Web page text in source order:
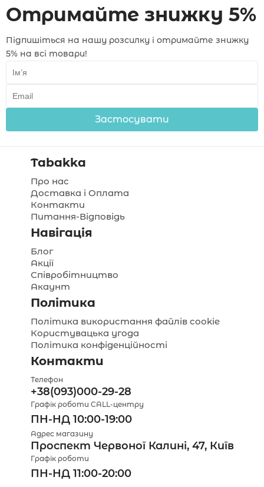
Отримайте знижку 5%
Підпишіться на нашу розсилку і отримайте знижку
5% на всі товари!
Застосувати
Tabakka
Про нас
Доставка і Оплата
Контакти
Питання-Відповідь
Навігація
Блог
Акції
Співробітництво
Акаунт
Політика
Політика використання файлів cookie
Користувацька угода
Політика конфіденційності
Контакти
Телефон
+38(093)000-29-28
Графік роботи CALL-центру
ПН-НД 10:00-19:00
Адрес магазину
Проспект Червоної Калині, 47, Київ
Графік роботи
ПН-НД 11:00-20:00